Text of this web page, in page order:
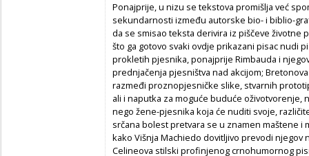
Ponajprije, u nizu se tekstova promišlja već
sekundarnosti između autorske bio- i biblio-
da se smisao teksta derivira iz piščeve životne
što ga gotovo svaki ovdje prikazani pisac nudi
prokletih pjesnika, ponajprije Rimbauda i
prednjačenja pjesništva nad akcijom;
razmeđi proznopjesničke slike, stvarnih
ali i naputka za moguće buduće
nego žene-pjesnika koja će nuditi svoje,
srčana bolest pretvara se u znamen maštene i
kako Višnja Machiedo dovitljivo prevodi njegov
Celineova stilski profinjenog crnohumornog